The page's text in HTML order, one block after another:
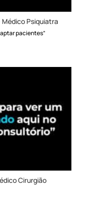
Médico Psiquiatra
pacientes”
Cirurgião